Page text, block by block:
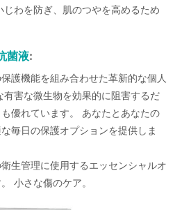
わを防ぎ、肌のつやを高めるため
菌液:
護機能を組み合わせた革新的な個人
害な微生物を効果的に阻害するだ
優れています。 あなたとあなたの
毎日の保護オプションを提供しま
生管理に使用するエッセンシャルオ
小さな傷のケア。